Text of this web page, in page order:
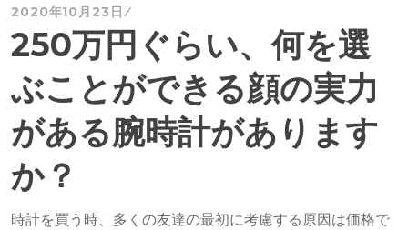
2020年10月23日
250万円ぐらい、何を選
ぶことができる顔の実力
がある腕時計があります
か？
時計を買う時、多くの友達の最初に考慮する原因は価格で